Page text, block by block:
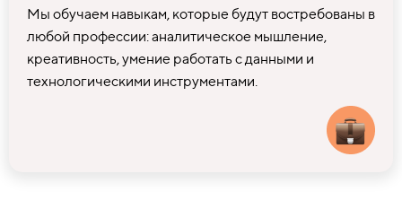
Мы обучаем навыкам, которые будут востребованы в
любой профессии: аналитическое мышление,
креативность, умение работать с данными и
технологическими инструментами.